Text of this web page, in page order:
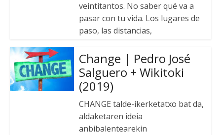
veintitantos. No saber qué va a
pasar con tu vida. Los lugares de
paso, las distancias,
Change | Pedro José
Salguero + Wikitoki
(2019)
CHANGE talde-ikerketatxo bat da,
aldaketaren ideia
anbibalentearekin